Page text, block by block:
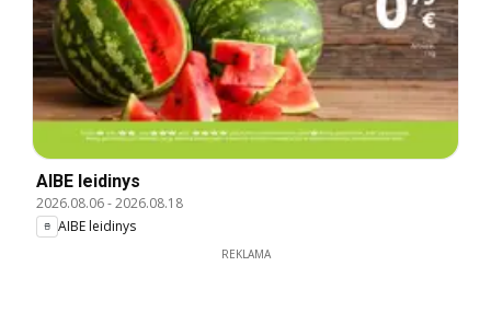
AIBE leidinys
2026.08.06-2026.08.18
AIBE leidinys
REKLAMA